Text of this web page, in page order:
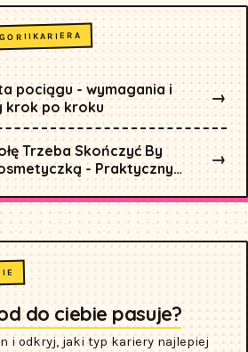
KARIERA
pociągu - wymagania i
krok po kroku
→
Trzeba Skończyć By
- Praktyczny
→
do ciebie pasuje?
i odkryj, jaki typ kariery najlepiej